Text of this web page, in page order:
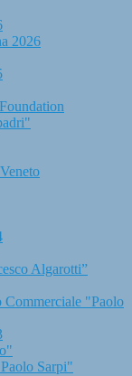
2026
Algarotti”
Commerciale "Paolo
Sarpi"